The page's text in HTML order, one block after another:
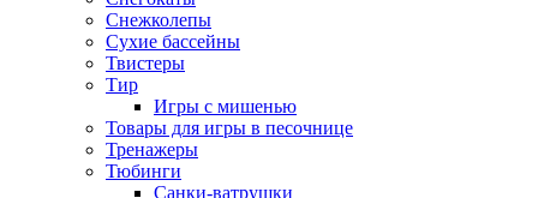
Снежколепы
Сухие бассейны
Твистеры
Тир
Игры с мишенью
Товары для игры в песочнице
Тренажеры
Тюбинги
Санки-ватрушки